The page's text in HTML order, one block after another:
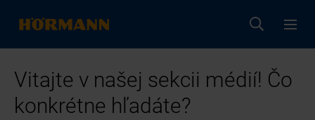
Vitajte v našej sekcii médií! Čo
konkrétne hľadáte?